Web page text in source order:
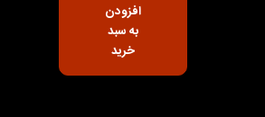
افزودن
به سبد
خرید